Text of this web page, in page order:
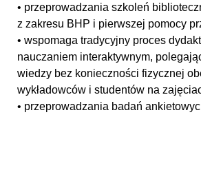
• przeprowadzania szkoleń
z zakresu BHP i pierwszej pomocy
• wspomaga tradycyjny proces
nauczaniem interaktywnym,
wiedzy bez konieczności fizycznej
wykładowców i studentów na
• przeprowadzania badań